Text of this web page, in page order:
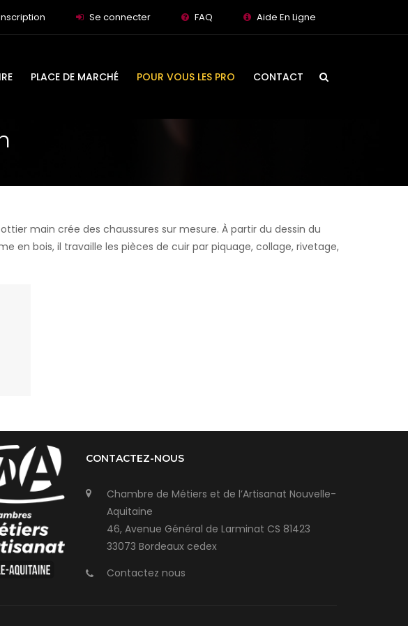
Se connecter FAQ Aide En Ligne
PLACE DE MARCHÉ POUR VOUS LES PRO CONTACT
main crée des chaussures sur mesure. À partir du dessin du
en bois, il travaille les pièces de cuir par piquage, collage, rivetage,
CONTACTEZ-NOUS
Chambre de Métiers et de l’Artisanat Nouvelle-
Aquitaine
46, Avenue Général de Larminat CS 81423
33073 Bordeaux cedex
Contactez nous